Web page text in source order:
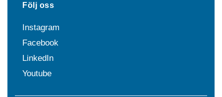
Följ oss
Instagram
Facebook
LinkedIn
Youtube